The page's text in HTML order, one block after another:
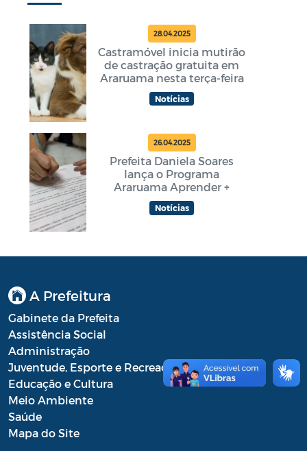
28.04.2025
Castramóvel inicia mutirão
de castração gratuita em
Araruama nesta terça-feira
Notícias
26.04.2025
Prefeita Daniela Soares
lança o Programa
Araruama Aprender +
Notícias
A Prefeitura
Gabinete da Prefeita
Assistência Social
Administração
Juventude, Esporte e Recreação
Educação e Cultura
Meio Ambiente
Saúde
Mapa do Site